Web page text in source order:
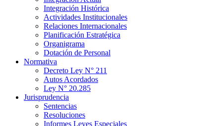
Integración Histórica
Actividades Institucionales
Relaciones Internacionales
Planificación Estratégica
Organigrama
Dotación de Personal
Normativa
Decreto Ley N° 211
Autos Acordados
Ley N° 20.285
Jurisprudencia
Sentencias
Resoluciones
Informes Leyes Especiales